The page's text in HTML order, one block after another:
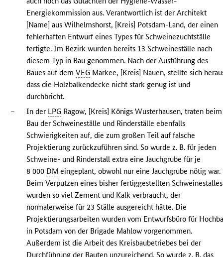
Energiekommission aus. Verantwortlich ist der Architekt
[Name] aus Wilhelmshorst, [Kreis] Potsdam-Land, der einen
fehlerhaften Entwurf eines Types für Schweinezuchtställe
fertigte. Im Bezirk wurden bereits 13 Schweineställe nach
diesem Typ in Bau genommen. Nach der Ausführung des
Baues auf demVEG Markee, [Kreis] Nauen, stellte sich
dass die Holzbalkendecke nicht stark genug ist und
durchbricht.
–
In der LPG Ragow, [Kreis] Königs Wusterhausen, traten beim
Bau der Schweineställe und Rinderställe ebenfalls
Schwierigkeiten auf, die zum großen Teil auf falsche
Projektierung zurückzuführen sind. So wurde z. B. für jeden
Schweine- und Rinderstall extra eine Jauchgrube für je
8 000 DM eingeplant, obwohl nur eine Jauchgrube nötig war.
Beim Verputzen eines bisher fertiggestellten Schweinestalles
wurden so viel Zement und Kalk verbraucht, der
normalerweise für 23 Ställe ausgereicht hätte. Die
Projektierungsarbeiten wurden vom Entwurfsbüro für
in Potsdam von der Brigade Mahlow vorgenommen.
Außerdem ist die Arbeit des Kreisbaubetriebes bei der
Durchführung der Bauten unzureichend. So wurde z. B. das